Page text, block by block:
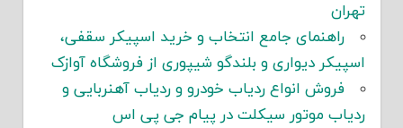
تهران
راهنمای جامع انتخاب و خرید اسپیکر سقفی،
اسپیکر دیواری و بلندگو شیپوری از فروشگاه آوازک
فروش انواع ردیاب خودرو و ردیاب آهنربایی و
ردیاب موتور سیکلت در پیام جی پی اس